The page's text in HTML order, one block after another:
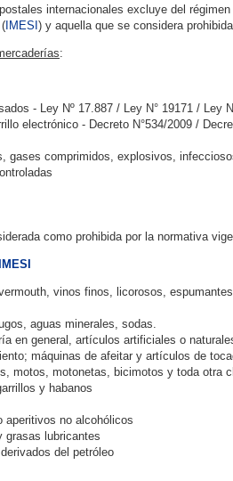
internacionales excluye del
IMESI ) y aquella que se considera
:
- Ley Nº 17.887 / Ley N° 19171 / Ley
electrónico - Decreto N°534/2009 /
gases comprimidos, explosivos,
como prohibida por la normativa
IMESI
vinos finos, licorosos,
aguas minerales, sodas.
en general, artículos artificiales o
máquinas de afeitar y artículos de
motos, motonetas, bicimotos y toda otra
y habanos
aperitivos no alcohólicos
grasas lubricantes
del petróleo